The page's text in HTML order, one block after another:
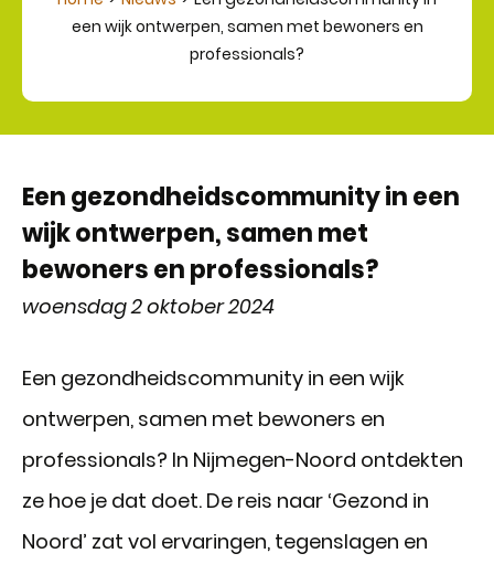
een wijk ontwerpen, samen met bewoners en
professionals?
Een gezondheidscommunity in een
wijk ontwerpen, samen met
bewoners en professionals?
woensdag 2 oktober 2024
Een gezondheidscommunity in een wijk
ontwerpen, samen met bewoners en
professionals? In Nijmegen-Noord ontdekten
ze hoe je dat doet. De reis naar ‘Gezond in
Noord’ zat vol ervaringen, tegenslagen en